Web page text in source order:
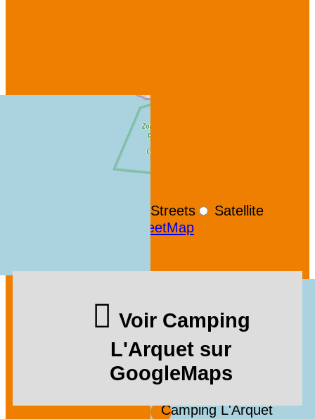
Camping L'Arquet
Streets
Satellite
OpenStreetMap
Voir Camping
L'Arquet sur
GoogleMaps